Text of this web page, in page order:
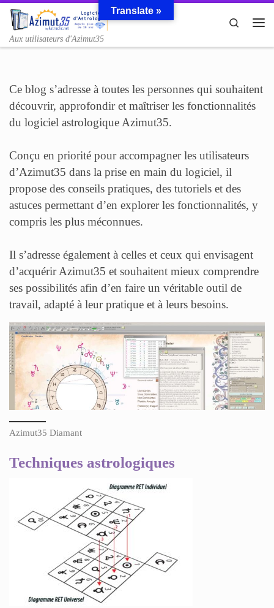
Passer au contenu
Aux utilisateurs d'Azimut35
Search
Ce blog s’adresse à toutes les personnes qui souhaitent
découvrir, approfondir et maîtriser les fonctionnalités
du logiciel astrologique Azimut35.
Conçu en priorité pour accompagner les utilisateurs
d’Azimut35 dans la prise en main du logiciel, il
propose des conseils pratiques, des tutoriels et des
astuces permettant d’en explorer les fonctionnalités, y
compris les plus méconnues.
Il s’adresse également à celles et ceux qui envisagent
d’acquérir Azimut35 et souhaitent mieux comprendre
ses possibilités afin d’en faire un véritable outil de
travail, adapté à leur pratique et à leurs besoins.
Azimut35 Diamant
Techniques astrologiques
Translate »